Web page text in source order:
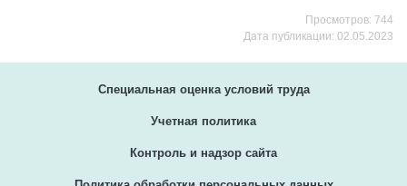
Просмотров: 744
Дата публикации: 02.05.2023
Специальная оценка условий труда
Учетная политика
Контроль и надзор сайта